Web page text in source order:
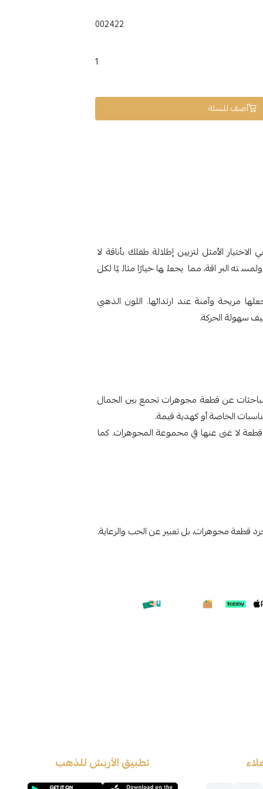
002422
1
أضف للسلة
ناعمة، عيار 18، وزن 0.62 جرام، هي الاختيار الأمثل لتزيين إطلالة طفلك بأناقة لا
البراقة، مما يجعلها خيارًا مثاليًا لكل
مريحة وآمنة عند ارتدائها. اللون الذهبي
سهولة الحركة.
الباحثات عن قطعة مجوهرات تجمع بين الجمال
الخاصة أو كهدية قيمة.
قطعة لا غنى عنها في مجموعة المجوهرات. كما
قطعة مجوهرات، بل تعبير عن الحب والرعاية.
تطبيق الأربش للذهب